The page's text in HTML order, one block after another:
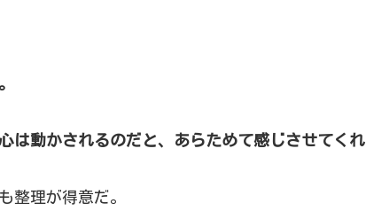
は動かされるのだと、あらためて感じさせてくれ
整理が得意だ。